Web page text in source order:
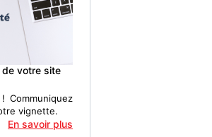
votre site
Communiquez
vignette.
En savoir plus